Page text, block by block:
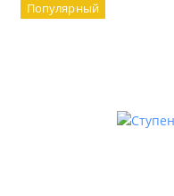
Популярный